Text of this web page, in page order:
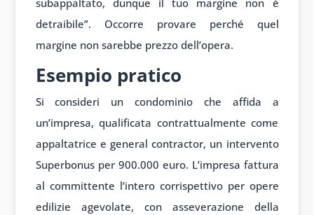
subappaltato, dunque il tuo margine non è
detraibile”. Occorre provare perché quel
margine non sarebbe prezzo dell’opera.
Esempio pratico
Si consideri un condominio che affida a
un’impresa, qualificata contrattualmente come
appaltatrice e general contractor, un intervento
Superbonus per 900.000 euro. L’impresa fattura
al committente l’intero corrispettivo per opere
edilizie agevolate, con asseverazione della